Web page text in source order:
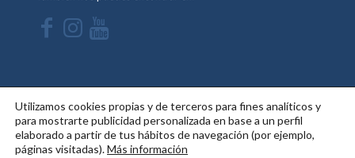
© 2026 Ocellum Aqua Park. Todos los derechos reservados.
Diseño web por
Utilizamos cookies propias y de terceros para fines analíticos y
para mostrarte publicidad personalizada en base a un perfil
elaborado a partir de tus hábitos de navegación (por ejemplo,
páginas visitadas).Más información